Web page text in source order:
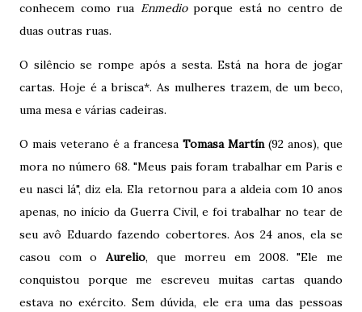
conhecem como rua Enmedioporque está no centro de
duas outras ruas.
O silêncio se rompe após a sesta. Está na hora de jogar
cartas. Hoje é a brisca*. As mulheres trazem, de um beco,
uma mesa e várias cadeiras.
O mais veterano é a francesa Tomasa Martín(92 anos), que
mora no número 68. "Meus pais foram trabalhar em Paris e
eu nasci lá", diz ela. Ela retornou para a aldeia com 10 anos
apenas, no início da Guerra Civil, e foi trabalhar no tear de
seu avô Eduardo fazendo cobertores. Aos 24 anos, ela se
casou com o Aurelio, que morreu em 2008. "Ele me
conquistou porque me escreveu muitas cartas quando
estava no exército. Sem dúvida, ele era uma das pessoas